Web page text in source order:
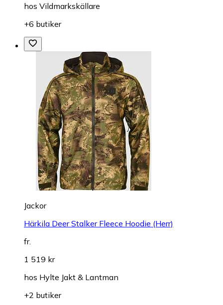
hos Vildmarkskällare
+6 butiker
Jackor
Härkila Deer Stalker Fleece Hoodie (Herr)
fr.
1 519 kr
hos Hylte Jakt & Lantman
+2 butiker